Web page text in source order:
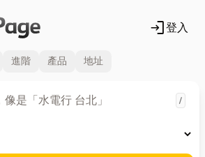
login登入
進階 產品 地址
/